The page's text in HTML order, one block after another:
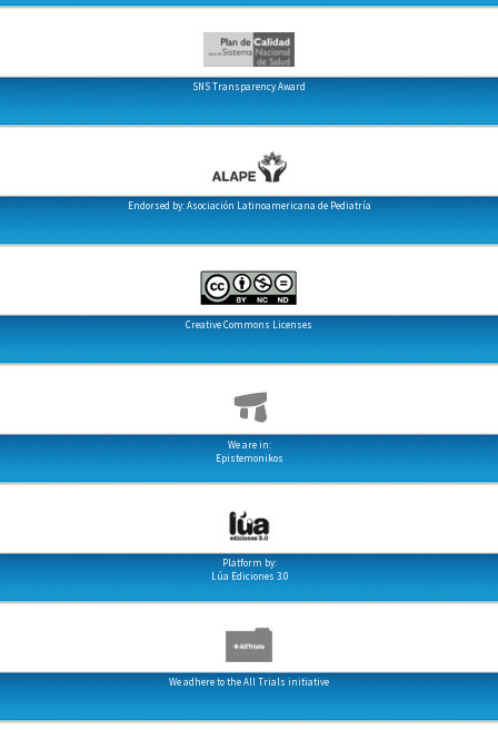
SNS Transparency Award
Endorsed by: Asociación Latinoamericana de Pediatría
Creative Commons Licenses
We are in:
Epistemonikos
Platform by:
Lúa Ediciones 3.0
We adhere to the All Trials initiative